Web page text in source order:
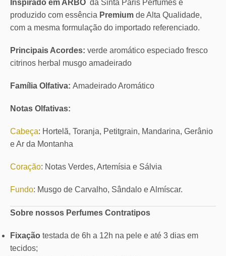
Inspirado em ARBO da Sinta Paris Perfumes é
produzido com essência Premium de Alta Qualidade,
com a mesma formulação do importado referenciado.
Principais Acordes: verde aromático especiado fresco
citrinos herbal musgo amadeirado
Família Olfativa: Amadeirado Aromático
Notas Olfativas:
Cabeça: Hortelã, Toranja, Petitgrain, Mandarina, Gerânio
e Ar da Montanha
Coração: Notas Verdes, Artemísia e Sálvia
Fundo: Musgo de Carvalho, Sândalo e Almíscar.
Sobre nossos Perfumes Contratipos
Fixação testada de 6h a 12h na pele e até 3 dias em
tecidos;